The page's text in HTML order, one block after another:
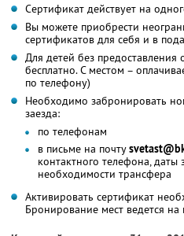
Сертификат действует на
Вы можете приобрести
сертификатов для себя и в
Для детей без предоставления
бесплатно. С местом –
по телефону)
Необходимо забронировать
заезда:
по телефонам
в письме на почту
контактного телефона, даты
необходимости трансфера
Активировать сертификат
Бронирование мест ведется на